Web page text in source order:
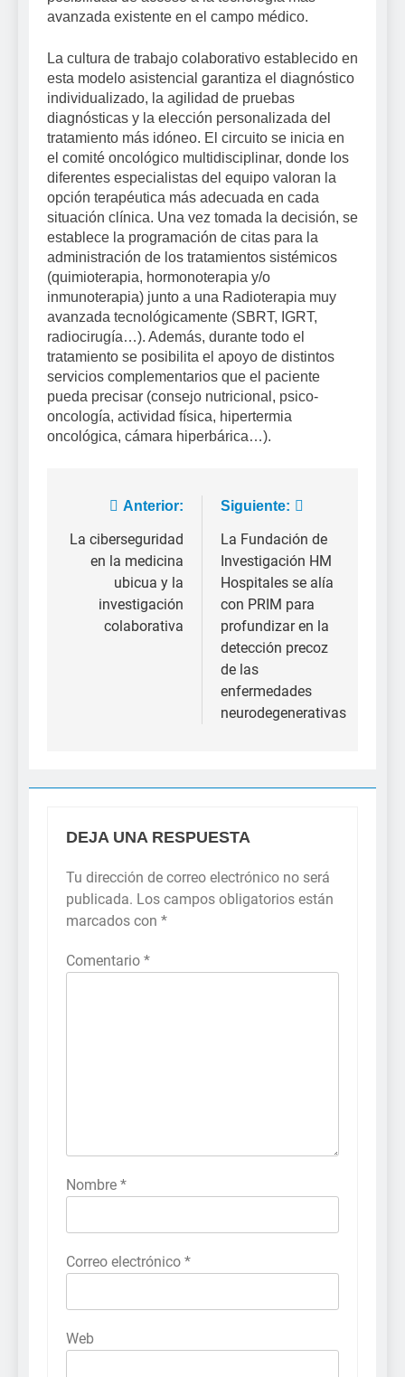
avanzada existente en el campo médico.
La cultura de trabajo colaborativo establecido en
esta modelo asistencial garantiza el diagnóstico
individualizado, la agilidad de pruebas
diagnósticas y la elección personalizada del
tratamiento más idóneo. El circuito se inicia en
el comité oncológico multidisciplinar, donde los
diferentes especialistas del equipo valoran la
opción terapéutica más adecuada en cada
situación clínica. Una vez tomada la decisión, se
establece la programación de citas para la
administración de los tratamientos sistémicos
(quimioterapia, hormonoterapia y/o
inmunoterapia) junto a una Radioterapia muy
avanzada tecnológicamente (SBRT, IGRT,
radiocirugía…). Además, durante todo el
tratamiento se posibilita el apoyo de distintos
servicios complementarios que el paciente
pueda precisar (consejo nutricional, psico-
oncología, actividad física, hipertermia
oncológica, cámara hiperbárica…).
Navegación
de
entradas
Anterior:
La ciberseguridad
en la medicina
ubicua y la
investigación
colaborativa
Siguiente:
La Fundación de
Investigación HM
Hospitales se alía
con PRIM para
profundizar en la
detección precoz
de las
enfermedades
neurodegenerativas
DEJA UNA RESPUESTA
Tu dirección de correo electrónico no será
publicada. Los campos obligatorios están
marcados con *
Comentario *
Nombre *
Correo electrónico *
Web